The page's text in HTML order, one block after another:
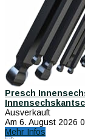
Presch
Ausverkauft
Am 6. August 2026
Mehr Infos